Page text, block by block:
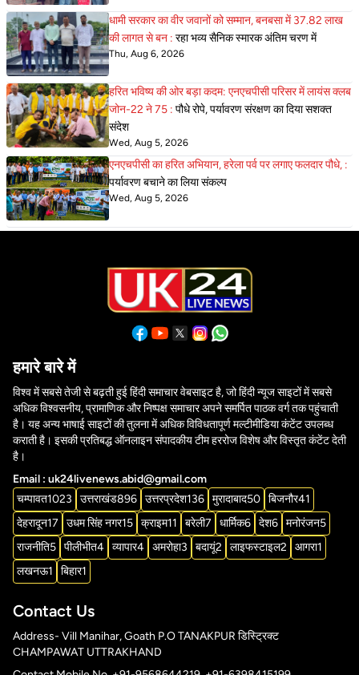
धामी सरकार का वीर जवानों को सम्मान, बनबसा में 37.82 लाख
की लागत से बन : रहा भव्य सैनिक स्मारक अंतिम चरण में
Thu, Aug 6, 2026
हरित भविष्य की ओर बड़ा कदम: एनएचपीसी परिसर में लायंस क्लब
जोन-22 ने 75 : पौधे रोपे, पर्यावरण संरक्षण का दिया सशक्त
संदेश
Wed, Aug 5, 2026
एनएचपीसी का हरित अभियान, हरेला पर्व पर लगाए फलदार पौधे, :
पर्यावरण बचाने का लिया संकल्प
Wed, Aug 5, 2026
हमारे बारे में
विश्व में सबसे तेजी से बढ़ती हुई हिंदी समाचार वेबसाइट है, जो हिंदी न्यूज साइटों में सबसे
अधिक विश्वसनीय, प्रामाणिक और निष्पक्ष समाचार अपने समर्पित पाठक वर्ग तक पहुंचाती
है। यह अन्य भाषाई साइटों की तुलना में अधिक विविधतापूर्ण मल्टीमीडिया कंटेंट उपलब्ध
कराती है। इसकी प्रतिबद्ध ऑनलाइन संपादकीय टीम हररोज विशेष और विस्तृत कंटेंट देती
है।
Email : uk24livenews.abid@gmail.com
चम्पावत1023 उत्तराखंड896 उत्तरप्रदेश136 मुरादाबाद50 बिजनौर41
देहरादून17 उधम सिंह नगर15 क्राइम11 बरेली7 धार्मिक6 देश6 मनोरंजन5
राजनीति5 पीलीभीत4 व्यापार4 अमरोहा3 बदायूं2 लाइफस्टाइल2 आगरा1
लखनऊ1 बिहार1
Contact Us
Address- Vill Manihar, Goath P.O TANAKPUR डिस्ट्रिक्ट
CHAMPAWAT UTTRAKHAND